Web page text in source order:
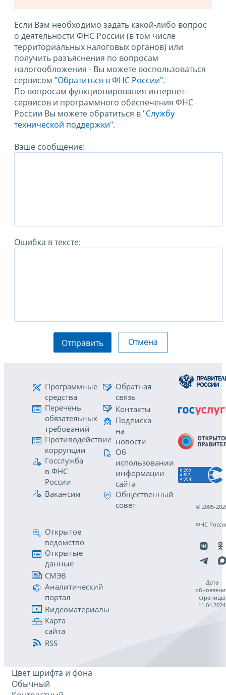
Если Вам необходимо задать какой-либо вопрос
о деятельности ФНС России (в том числе
территориальных налоговых органов) или
получить разъяснения по вопросам
налогообложения - Вы можете воспользоваться
сервисом "Обратиться в ФНС России".
По вопросам функционирования интернет-
сервисов и программного обеспечения ФНС
России Вы можете обратиться в "Службу
технической поддержки".
Ваше сообщение:
Ошибка в тексте:
Отправить Отмена
Программные
средства
Перечень
обязательных
требований
Противодействие
коррупции
Госслужба
в ФНС
России
Вакансии
Обратная
связь
Контакты
Подписка
на
новости
Об
использовании
информации
сайта
Общественный
совет
Открытое
ведомство
Открытые
данные
СМЭВ
Аналитический
портал
Видеоматериалы
Карта
сайта
RSS
© 2005-
ФНС
Дата
страницы
11.04.2024
Цвет шрифта и фона
Обычный